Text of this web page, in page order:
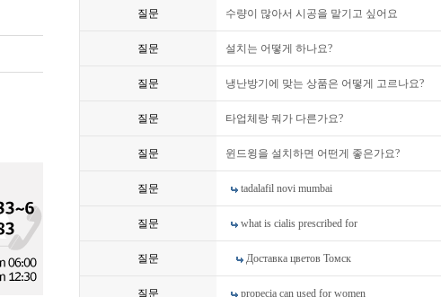
질문 수량이 많아서 시공을 맡기고 싶어요
질문 설치는 어떻게 하나요?
질문 냉난방기에 맞는 상품은 어떻게 고르나요?
질문 타업체랑 뭐가 다른가요?
질문 윈드윙을 설치하면 어떤게 좋은가요?
질문 tadalafil novi mumbai
질문 what is cialis prescribed for
질문 Доставка цветов Томск
질문 propecia can used for women